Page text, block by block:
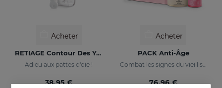
Acheter
RETIAGE Contour Des Yeux
Adieu aux pattes d'oie !
38.95 €
Acheter
PACK Anti-Âge
Combat les signes du vieillissement
76.96 €